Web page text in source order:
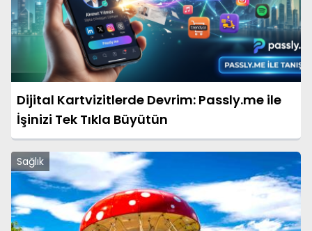
Dijital Kartvizitlerde Devrim: Passly.me ile
İşinizi Tek Tıkla Büyütün
Sağlık